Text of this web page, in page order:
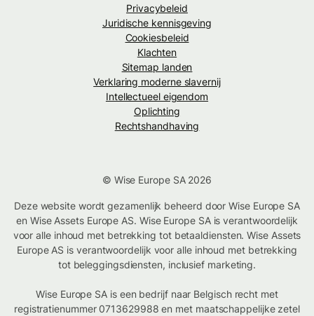
Privacybeleid
Juridische kennisgeving
Cookiesbeleid
Klachten
Sitemap landen
Verklaring moderne slavernij
Intellectueel eigendom
Oplichting
Rechtshandhaving
© Wise Europe SA 2026
Deze website wordt gezamenlijk beheerd door Wise Europe SA
en Wise Assets Europe AS. Wise Europe SA is verantwoordelijk
voor alle inhoud met betrekking tot betaaldiensten. Wise Assets
Europe AS is verantwoordelijk voor alle inhoud met betrekking
tot beleggingsdiensten, inclusief marketing.
Wise Europe SA is een bedrijf naar Belgisch recht met
registratienummer 0713629988 en met maatschappelijke zetel